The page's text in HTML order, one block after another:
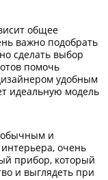
общее
важно подобрать
сделать выбор
помочь
удобным
идеальную модель
и
очень
прибор, который
и выглядеть при